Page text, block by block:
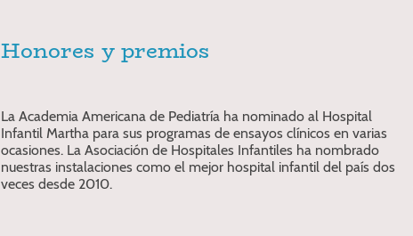
Honores y premios
La Academia Americana de Pediatría ha nominado al Hospital
Infantil Martha para sus programas de ensayos clínicos en varias
ocasiones. La Asociación de Hospitales Infantiles ha nombrado
nuestras instalaciones como el mejor hospital infantil del país dos
veces desde 2010.